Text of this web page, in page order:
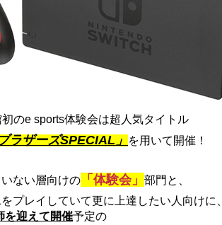
のe sports体験会は超人気タイトル
ラザーズSPECIAL」 を用いて開催！
ない層向けの 「体験会」 部門と、
プレイしていて更に上達したい人向けに、
を迎えて開催予定の